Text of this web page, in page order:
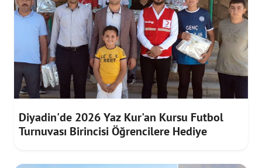
Diyadin'de 2026 Yaz Kur'an Kursu Futbol
Turnuvası Birincisi Öğrencilere Hediye